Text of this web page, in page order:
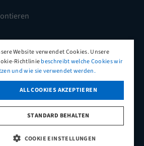
LinkedIn © 2026 Heyman
Website verwendet Cookies. Unsere
Richtliniebeschreibt welche Cookies wir
und wie sie verwendet werden.
ALL COOKIES AKZEPTIEREN
STANDARD BEHALTEN
COOKIE EINSTELLUNGEN